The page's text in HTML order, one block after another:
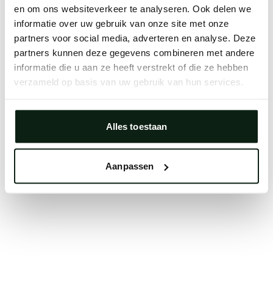
en om ons websiteverkeer te analyseren. Ook delen we
informatie over uw gebruik van onze site met onze
partners voor social media, adverteren en analyse. Deze
partners kunnen deze gegevens combineren met andere
informatie die u aan ze heeft verstrekt of die ze hebben
verzameld op basis van uw gebruik van hun services.
Alles toestaan
Aanpassen
issue persists, either try waiting a moment or
reopening your browser.
Clearing your browser cache may also help in some
cases.
We apologize for the inconvenience.